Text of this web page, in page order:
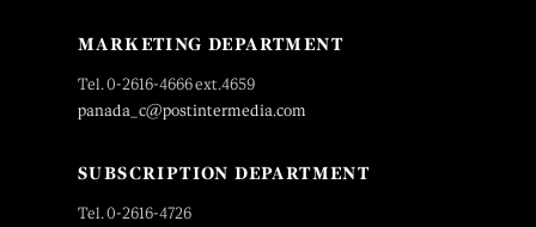
MARKETING DEPARTMENT
Tel. 0-2616-4666 ext.4659
panada_c@postintermedia.com
SUBSCRIPTION DEPARTMENT
Tel. 0-2616-4726